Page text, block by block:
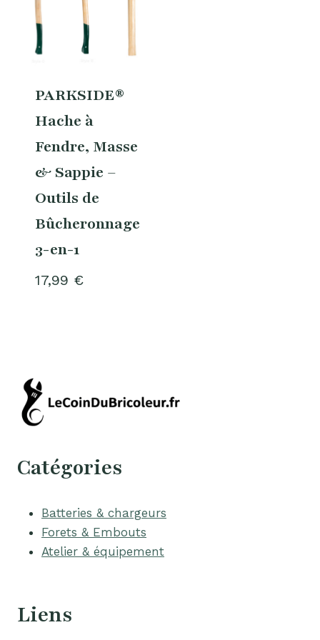
PARKSIDE®
Hache à
Fendre, Masse
& Sappie –
Outils de
Bûcheronnage
3-en-1
17,99 €
Catégories
Batteries & chargeurs
Forets & Embouts
Atelier & équipement
Liens